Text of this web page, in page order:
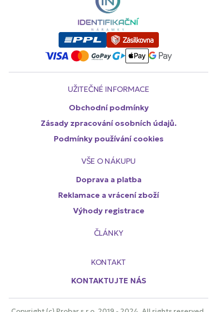
UŽITEČNÉ INFORMACE
Obchodní podmínky
Zásady zpracování osobních údajů.
Podmínky používání cookies
VŠE O NÁKUPU
Doprava a platba
Reklamace a vrácení zboží
Výhody registrace
ČLÁNKY
KONTAKT
KONTAKTUJTE NÁS